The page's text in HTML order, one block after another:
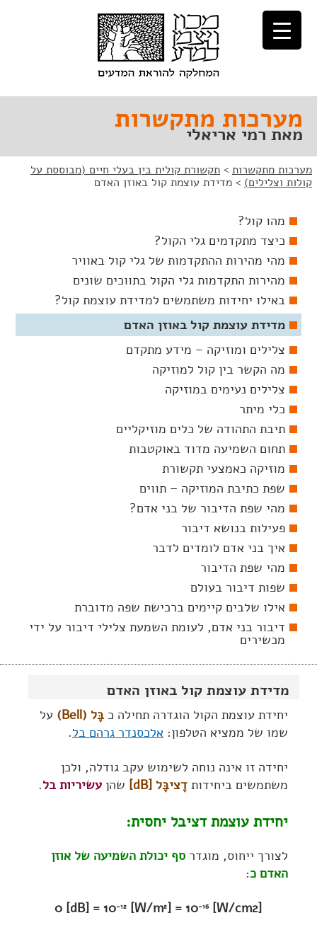
לתוכן
לניווט
מערכות מתקשרות
מאת רמי אריאלי
מערכות מתקשרות > תקשורת קולית בין בעלי חיים (מבוססת על
קולות וצלילים) > מדידת עוצמת קול באוזן האדם
מדידת עוצמת קול באוזן האדם
יחידת עוצמת הקול הוגדרה תחילה כ בֶּל (Bell)
על
שמו של ממציא הטלפון: אלכסנדר גרהם בל.
יחידה זו אינה נוחה לשימוש עקב גודלה, ולכן
משתמשים ביחידות דֶציבֶּל [dB] שהן עשיריות בל.
יחידת עוצמת דציבל יחסית:
לצורך ייחוס, מוגדר סף יכולת השמיעה של אוזן
האדם כ:
0 [dB] = 10-12 [W/m2] = 10-16[W/cm2]
מהו קול?
כיצד מתקדמים גלי הקול?
מהי מהירות ההתקדמות של גלי קול באוויר
מהירות התקדמות גלי הקול בתווכים שונים
באילו יחידות משתמשים למדידת עוצמת קול?
מדידת עוצמת קול באוזן האדם
צלילים ומוזיקה – מידע מתקדם
מה הקשר בין קול למוזיקה
צלילים נעימים במוזיקה
כלי מיתר
תיבת התהודה של כלים מוזיקליים
תחום השמיעה מדוד באוקטבות
מוזיקה כאמצעי תקשורת
שפת כתיבת המוזיקה – תווים
מהי שפת הדיבור של בני אדם?
פעילות בנושא דיבור
איך בני אדם לומדים לדבר
מהי שפת הדיבור
שפות דיבור בעולם
אילו שלבים קיימים ברכישת שפה מדוברת
דיבור בני אדם, לעומת השמעת צלילי דיבור על ידי
מכשירים